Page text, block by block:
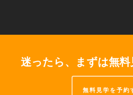
迷ったら、まずは無料
無料見学を予約